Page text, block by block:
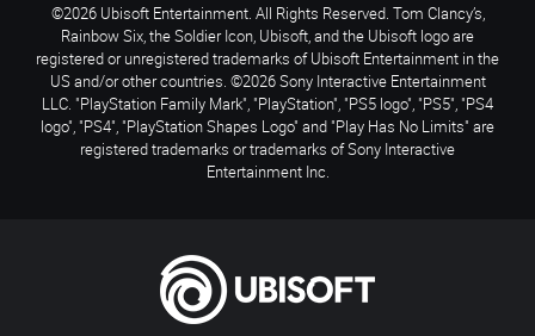
©2026 Ubisoft Entertainment. All Rights Reserved. Tom Clancy’s,
Rainbow Six, the Soldier Icon, Ubisoft, and the Ubisoft logo are
registered or unregistered trademarks of Ubisoft Entertainment in the
US and/or other countries. ©2026 Sony Interactive Entertainment
LLC. "PlayStation Family Mark", "PlayStation", "PS5 logo", "PS5", "PS4
logo", "PS4", "PlayStation Shapes Logo" and "Play Has No Limits" are
registered trademarks or trademarks of Sony Interactive
Entertainment Inc.